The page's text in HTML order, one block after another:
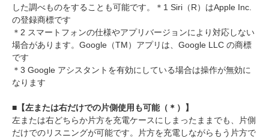
した調べものをすることも可能です。＊1 Siri（R）はApple Inc.
の登録商標です
＊2 スマートフォンの仕様やアプリバージョンにより対応しない
場合があります。Google（TM）アプリは、Google LLC の商標
です
＊3 Google アシスタントを有効にしている場合は操作が無効に
なります
■【左または右だけでの片側使用も可能（＊）】
左または右どちらか片方を充電ケースにしまったままでも、片側
だけでのリスニングが可能です。片方を充電しながらもう片方で